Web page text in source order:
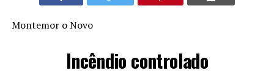
Montemor o Novo
Incêndio controlado